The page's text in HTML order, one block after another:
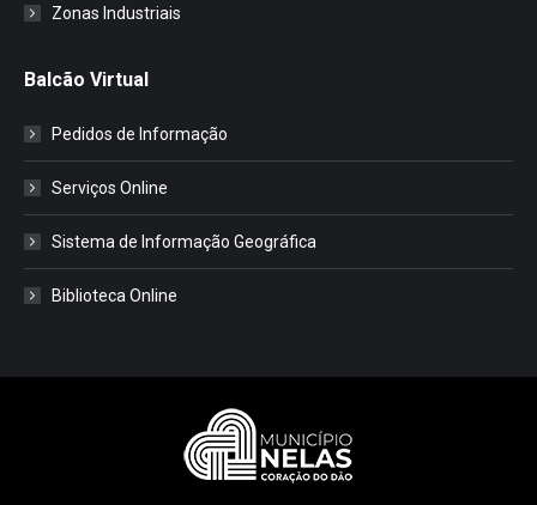
Zonas Industriais
Balcão Virtual
Pedidos de Informação
Serviços Online
Sistema de Informação Geográfica
Biblioteca Online